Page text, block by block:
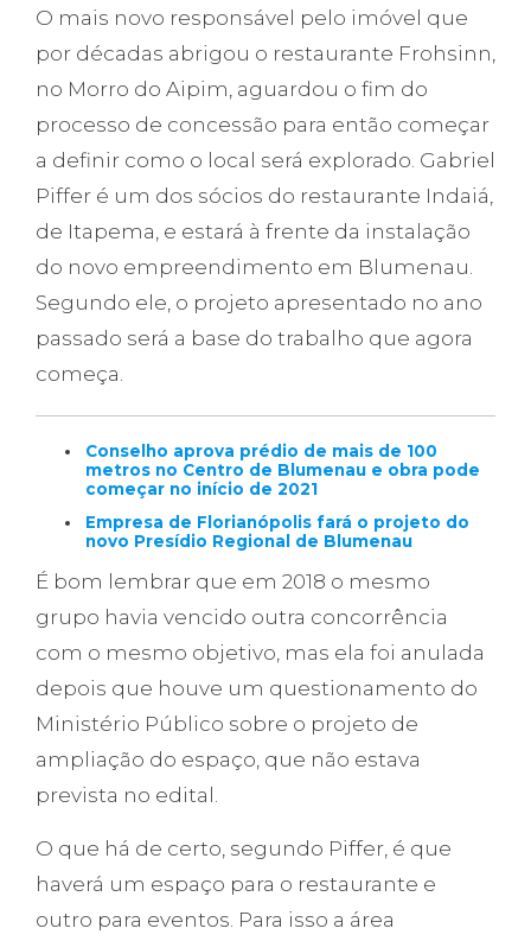
O mais novo responsável pelo imóvel que
por décadas abrigou o restaurante Frohsinn,
no Morro do Aipim, aguardou o fim do
processo de concessão para então começar
a definir como o local será explorado. Gabriel
Piffer é um dos sócios do restaurante Indaiá,
de Itapema, e estará à frente da instalação
do novo empreendimento em Blumenau.
Segundo ele, o projeto apresentado no ano
passado será a base do trabalho que agora
começa.
Conselho aprova prédio de mais de 100
metros no Centro de Blumenau e obra pode
começar no início de 2021
Empresa de Florianópolis fará o projeto do
novo Presídio Regional de Blumenau
É bom lembrar que em 2018 o mesmo
grupo havia vencido outra concorrência
com o mesmo objetivo, mas ela foi anulada
depois que houve um questionamento do
Ministério Público sobre o projeto de
ampliação do espaço, que não estava
prevista no edital.
O que há de certo, segundo Piffer, é que
haverá um espaço para o restaurante e
outro para eventos. Para isso a área